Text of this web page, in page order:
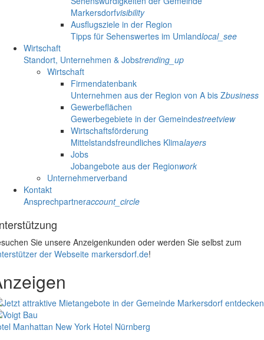
Markersdorfvisibility
Ausflugsziele in der Region
Tipps für Sehenswertes im Umlandlocal_see
Wirtschaft
Standort, Unternehmen & Jobstrending_up
Wirtschaft
Firmendatenbank
Unternehmen aus der Region von A bis Zbusiness
Gewerbeflächen
Gewerbegebiete in der Gemeindestreetview
Wirtschaftsförderung
Mittelstandsfreundliches Klimalayers
Jobs
Jobangebote aus der Regionwork
Unternehmerverband
Kontakt
Ansprechpartneraccount_circle
Sie unsere Anzeigenkunden oder werden Sie selbst zum
der Webseite markersdorf.de!
Manhattan New York Hotel Nürnberg